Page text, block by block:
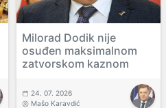
Milorad Dodik nije
osuđen maksimalnom
zatvorskom kaznom
24. 07. 2026
Mašo Karavdić